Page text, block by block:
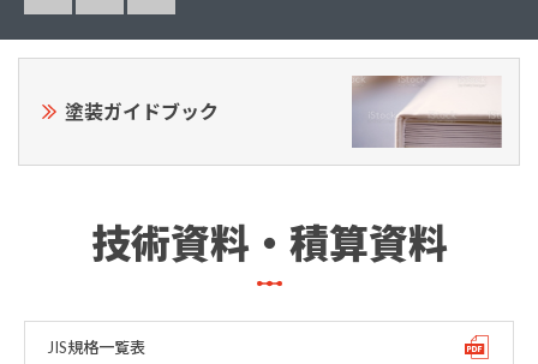
塗装ガイドブック
技術資料・積算資料
JIS規格一覧表